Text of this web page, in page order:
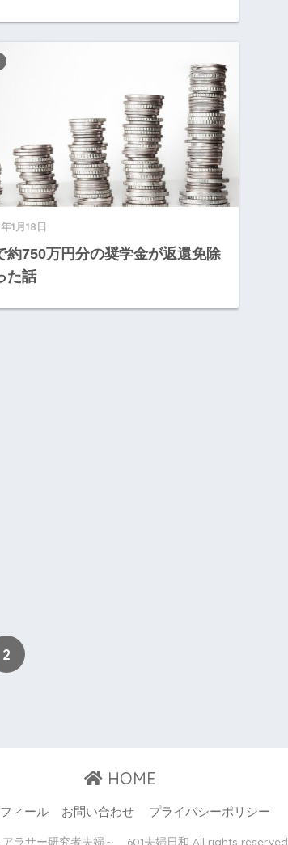
1月18日
約750万円分の奨学金が返還免除
た話
2
HOME
ィール お問い合わせ プライバシーポリシー
ラサー研究者夫婦～ 601夫婦日和 All rights reserved.